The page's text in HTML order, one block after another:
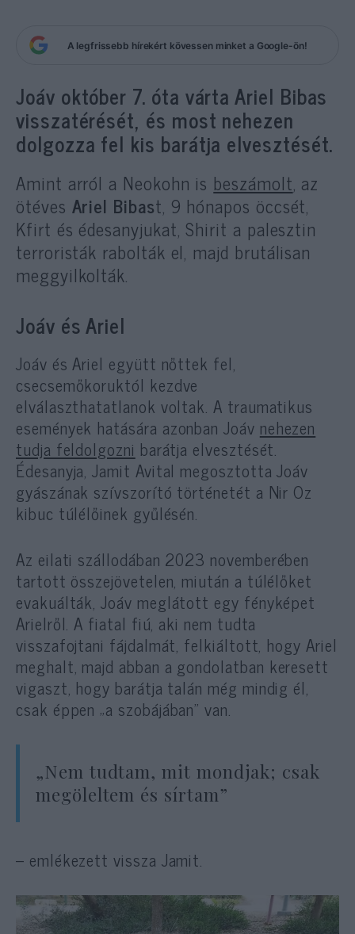
A legfrissebb hírekért kövessen minket a Google-ön!
Joáv október 7. óta várta Ariel Bibas
visszatérését, és most nehezen
dolgozza fel kis barátja elvesztését.
Amint arról a Neokohn is beszámolt, az
ötéves Ariel Bibast, 9 hónapos öccsét,
Kfirt és édesanyjukat, Shirit a palesztin
terroristák rabolták el, majd brutálisan
meggyilkolták.
Joáv és Ariel
Joáv és Ariel együtt nőttek fel,
csecsemőkoruktól kezdve
elválaszthatatlanok voltak. A traumatikus
események hatására azonban Joáv nehezen
tudja feldolgozni barátja elvesztését.
Édesanyja, Jamit Avital megosztotta Joáv
gyászának szívszorító történetét a Nir Oz
kibuc túlélőinek gyűlésén.
Az eilati szállodában 2023 novemberében
tartott összejövetelen, miután a túlélőket
evakuálták, Joáv meglátott egy fényképet
Arielről. A fiatal fiú, aki nem tudta
visszafojtani fájdalmát, felkiáltott, hogy Ariel
meghalt, majd abban a gondolatban keresett
vigaszt, hogy barátja talán még mindig él,
csak éppen „a szobájában” van.
„Nem tudtam, mit mondjak; csak
megöleltem és sírtam”
– emlékezett vissza Jamit.